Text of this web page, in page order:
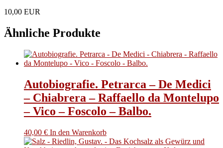
10,00 EUR
Ähnliche Produkte
Autobiografie. Petrarca – De Medici
– Chiabrera – Raffaello da Montelupo
– Vico – Foscolo – Balbo.
40,00 € In den Warenkorb